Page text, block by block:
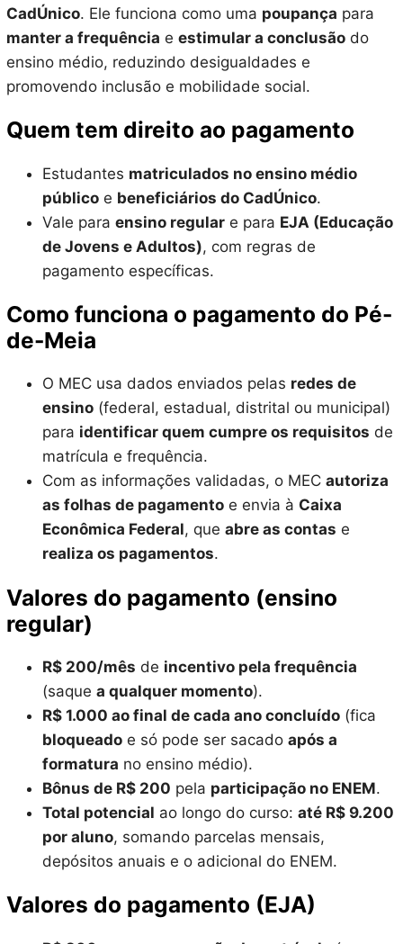
CadÚnico. Ele funciona como uma poupança para
manter a frequência e estimular a conclusãodo
ensino médio, reduzindo desigualdades e
promovendo inclusão e mobilidade social.
Quem tem direito ao pagamento
Estudantes matriculados no ensino médio
públicoe beneficiários do CadÚnico.
Vale para ensino regulare para EJA (Educação
de Jovens e Adultos), com regras de
pagamento específicas.
Como funciona o pagamento do Pé-
de-Meia
O MEC usa dados enviados pelas redes de
ensino(federal, estadual, distrital ou municipal)
para identificar quem cumpre os requisitos de
matrícula e frequência.
Com as informações validadas, o MEC autoriza
as folhas de pagamentoe envia à Caixa
Econômica Federal, que abre as contas e
realiza os pagamentos.
Valores do pagamento (ensino
regular)
R$ 200/mês de incentivo pela frequência
(saque a qualquer momento).
R$ 1.000 ao final de cada ano concluído(fica
bloqueadoe só pode ser sacado após a
formatura no ensino médio).
Bônus de R$ 200 pela participação no ENEM.
Total potencial ao longo do curso: até R$ 9.200
por aluno, somando parcelas mensais,
depósitos anuais e o adicional do ENEM.
Valores do pagamento (EJA)